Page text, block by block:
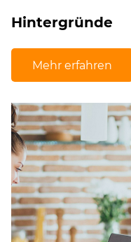
Hintergründe
Mehr erfahren